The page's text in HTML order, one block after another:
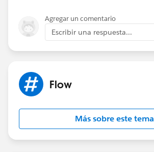
Agregar un comentario
Escribir una respuesta...
Flow
Más sobre este tema